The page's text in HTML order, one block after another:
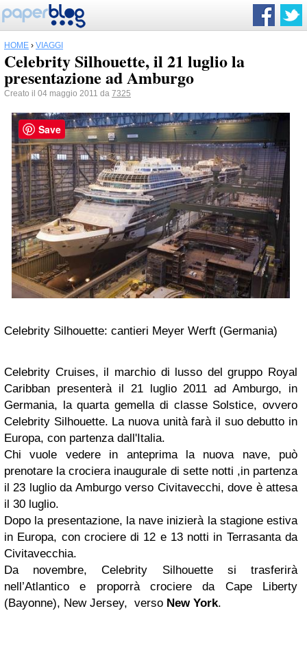
HOME › VIAGGI
Celebrity Silhouette, il 21 luglio la
presentazione ad Amburgo
Creato il 04 maggio 2011 da 7325
Celebrity Silhouette: cantieri Meyer Werft (Germania)
Celebrity Cruises, il marchio di lusso del gruppo Royal
Caribban presenterà il 21 luglio 2011 ad Amburgo, in
Germania, la quarta gemella di classe Solstice, ovvero
Celebrity Silhouette. La nuova unità farà il suo debutto in
Europa, con partenza dall'Italia.
Chi vuole vedere in anteprima la nuova nave, può
prenotare la crociera inaugurale di sette notti ,in partenza
il 23 luglio da Amburgo verso Civitavecchi, dove è attesa
il 30 luglio.
Dopo la presentazione, la nave inizierà la stagione estiva
in Europa, con crociere di 12 e 13 notti in Terrasanta da
Civitavecchia.
Da novembre, Celebrity Silhouette si trasferirà
nell’Atlantico e proporrà crociere da Cape Liberty
(Bayonne), New Jersey, verso New York.
Save